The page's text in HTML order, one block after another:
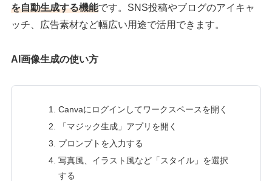
を自動生成する機能です。SNS投稿やブログのアイキャ
ッチ、広告素材など幅広い用途で活用できます。
AI画像生成の使い方
Canvaにログインしてワークスペースを開く
「マジック生成」アプリを開く
プロンプトを入力する
写真風、イラスト風など「スタイル」を選択
する